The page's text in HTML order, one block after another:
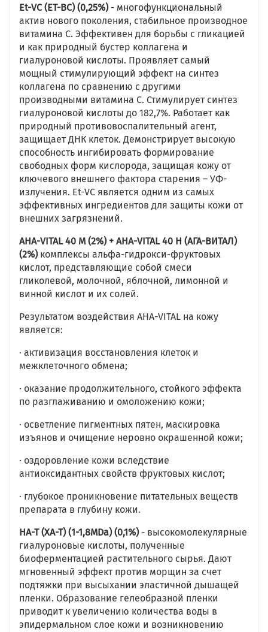
Et-VC (ЕТ-ВС) (0,25%) - многофункциональный
актив нового поколения, стабильное производное
витамина С. Эффективен для борьбы с гликацией
и как природный бустер коллагена и
гиалуроновой кислоты. Проявляет самый
мощный стимулирующий эффект на синтез
коллагена по сравнению с другими
производными витамина С. Стимулирует синтез
гиалуроновой кислоты до 182,7%. Работает как
природный противовоспалительный агент,
защищает ДНК клеток. Демонстрирует высокую
способность ингибировать формирование
свободных форм кислорода, защищая кожу от
ключевого внешнего фактора старения – УФ-
излучения. Et-VC является одним из самых
эффективных ингредиентов для защиты кожи от
внешних загрязнений.
AHA-VITAL 40 M (2%) + AHA-VITAL 40 Н (АГА-ВИТАЛ)
(2%)комплексы альфа-гидрокси-фруктовых
кислот, представляющие собой смеси
гликолевой, молочной, яблочной, лимонной и
винной кислот и их солей.
Результатом воздействия AHA-VITAL на кожу
является:
· активизация восстановления клеток и
межклеточного обмена;
· оказание продолжительного, стойкого эффекта
по разглаживанию и омоложению кожи;
· осветление пигментных пятен, маскировка
изъянов и очищение неровно окрашенной кожи;
· оздоровление кожи вследствие
антиоксидантных свойств фруктовых кислот;
· глубокое проникновение питательных веществ
препарата в глубину кожи.
HA-T (ХА-Т) (1-1,8MDa) (0,1%)- высокомолекулярные
гиалуроновые кислоты, полученные
биоферментацией растительного сырья. Дают
мгновенный эффект против морщин за счет
подтяжки при высыхании эластичной дышащей
пленки. Образование гелеобразной пленки
приводит к увеличению количества воды в
эпидермальном слое кожи и возникновению